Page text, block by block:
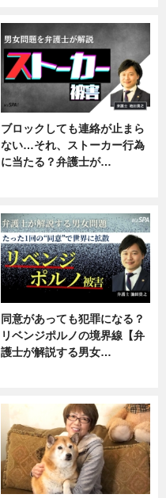
ブロックしても連絡が止まら
ない…それ、ストーカー行為
に当たる？弁護士が…
同意があっても犯罪になる？
リベンジポルノの境界線【弁
護士が解説する男女…